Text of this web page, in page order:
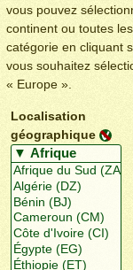
vous pouvez
continent ou toutes
catégorie en cliquant
vous souhaitez
« Europe ».
Localisation
géographique